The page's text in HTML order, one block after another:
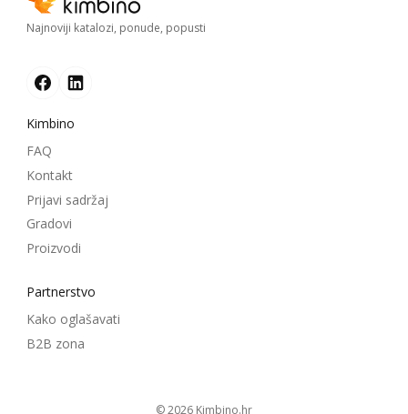
Najnoviji katalozi, ponude, popusti
Kimbino
FAQ
Kontakt
Prijavi sadržaj
Gradovi
Proizvodi
Partnerstvo
Kako oglašavati
B2B zona
© 2026 kimbino.hr